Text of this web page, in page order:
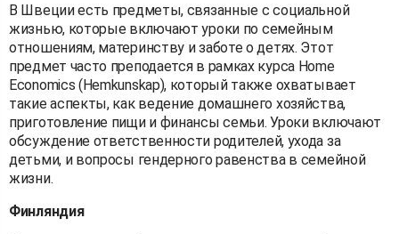
В Швеции есть предметы, связанные с социальной
жизнью, которые включают уроки по семейным
отношениям, материнству и заботе о детях. Этот
предмет часто преподается в рамках курса Home
Economics (Hemkunskap), который также охватывает
такие аспекты, как ведение домашнего хозяйства,
приготовление пищи и финансы семьи. Уроки включают
обсуждение ответственности родителей, ухода за
детьми, и вопросы гендерного равенства в семейной
жизни.
Финляндия